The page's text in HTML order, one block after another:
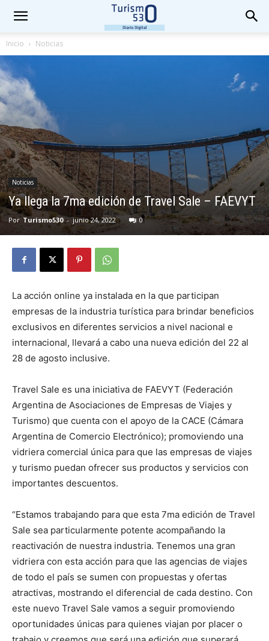
Inicio Noticias
Noticias
Ya llega la 7ma edición de Travel Sale – FAEVYT
Por Turismo530 - junio 24, 2022 0
La acción online ya instalada en la que participan
empresas de la industria turística para brindar beneficios
exclusivos en diferentes servicios a nivel nacional e
internacional, llevará a cabo una nueva edición del 22 al
28 de agosto inclusive.
Travel Sale es una iniciativa de FAEVYT (Federación
Argentina de Asociaciones de Empresas de Viajes y
Turismo) que cuenta con el apoyo de la CACE (Cámara
Argentina de Comercio Electrónico); promoviendo una
vidriera comercial única para que las empresas de viajes
y turismo puedan ofrecer sus productos y servicios con
importantes descuentos.
“Estamos trabajando para que esta 7ma edición de Travel
Sale sea particularmente potente acompañando la
reactivación de nuestra industria. Tenemos una gran
vidriera con esta acción para que las agencias de viajes
de todo el país se sumen con propuestas y ofertas
atractivas, mostrando el diferencial de cada destino. Con
este nuevo Travel Sale vamos a seguir promoviendo
oportunidades únicas para quienes viajan por placer o